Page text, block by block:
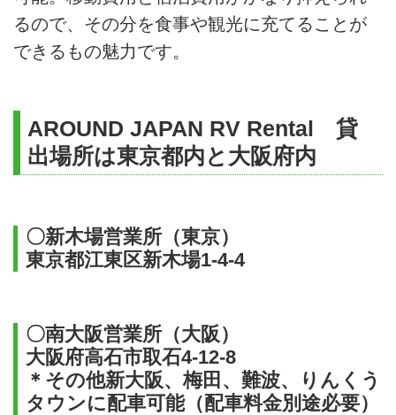
るので、その分を食事や観光に充てることが
できるもの魅力です。
AROUND JAPAN RV Rental 貸
出場所は東京都内と大阪府内
〇新木場営業所（東京）
東京都江東区新木場1-4-4
〇南大阪営業所（大阪）
大阪府高石市取石4-12-8
＊その他新大阪、梅田、難波、りんくう
タウンに配車可能（配車料金別途必要）